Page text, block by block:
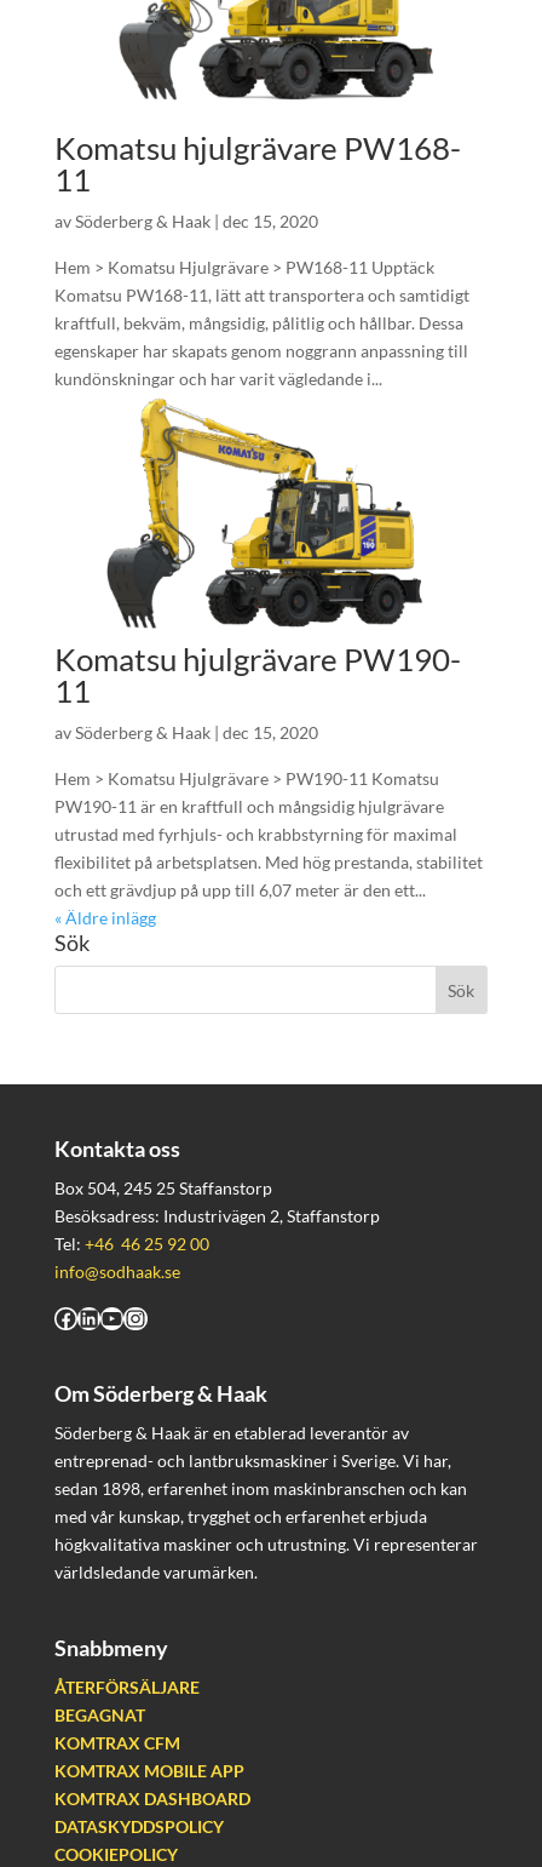
Komatsu hjulgrävare PW168-
11
avSöderberg & Haak| dec 15, 2020
Hem > Komatsu Hjulgrävare > PW168-11 Upptäck
Komatsu PW168-11, lätt att transportera och samtidigt
kraftfull, bekväm, mångsidig, pålitlig och hållbar. Dessa
egenskaper har skapats genom noggrann anpassning till
kundönskningar och har varit vägledande i...
Komatsu hjulgrävare PW190-
11
avSöderberg & Haak| dec 15, 2020
Hem > Komatsu Hjulgrävare > PW190-11 Komatsu
PW190-11 är en kraftfull och mångsidig hjulgrävare
utrustad med fyrhjuls- och krabbstyrning för maximal
flexibilitet på arbetsplatsen. Med hög prestanda, stabilitet
och ett grävdjup på upp till 6,07 meter är den ett...
« Äldre inlägg
Sök
Kontakta oss
Box 504, 245 25 Staffanstorp
Besöksadress: Industrivägen 2, Staffanstorp
Tel: +46 46 25 92 00
info@sodhaak.se
Facebook
LinkedIn
YouTube
Instagram
Om Söderberg & Haak
Söderberg & Haak är en etablerad leverantör av
entreprenad- och lantbruksmaskiner i Sverige. Vi har,
sedan 1898, erfarenhet inom maskinbranschen och kan
med vår kunskap, trygghet och erfarenhet erbjuda
högkvalitativa maskiner och utrustning. Vi representerar
världsledande varumärken.
Snabbmeny
ÅTERFÖRSÄLJARE
BEGAGNAT
KOMTRAX CFM
KOMTRAX MOBILE APP
KOMTRAX DASHBOARD
DATASKYDDSPOLICY
COOKIEPOLICY